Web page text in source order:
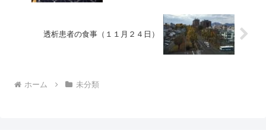
透析患者の食事（１１月２４日）
ホーム 未分類